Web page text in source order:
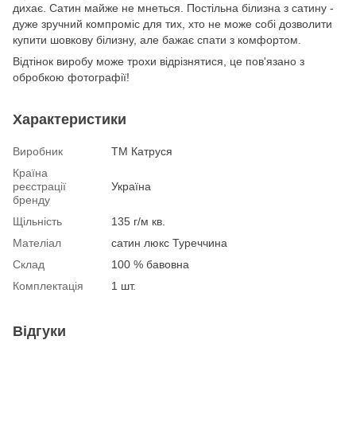
дихає. Сатин майже не мнеться. Постільна білизна з сатину -
дуже зручний компроміс для тих, хто не може собі дозволити
купити шовкову білизну, але бажає спати з комфортом.
Відтінок виробу може трохи відрізнятися, це пов'язано з
обробкою фотографії!
Характеристики
Виробник
ТМ Катруся
Країна
реєстрації
бренду
Україна
Щільність
135 г/м кв.
Мателіал
сатин люкс Туреччина
Склад
100 % бавовна
Комплектація
1 шт.
Відгуки